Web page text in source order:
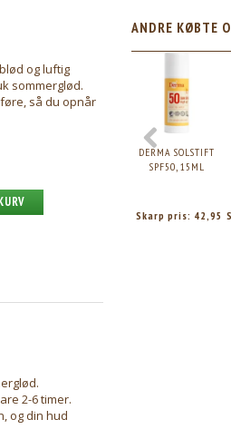
og luftig
sommerglød.
så du opnår
2-6 timer.
og din hud
ANDRE KØBTE
DERMA SOLSTIFT
SPF50, 15ML
Skarp pris: 42,95